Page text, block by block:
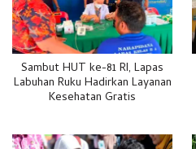
Sambut HUT ke-81 RI, Lapas
Labuhan Ruku Hadirkan Layanan
Kesehatan Gratis